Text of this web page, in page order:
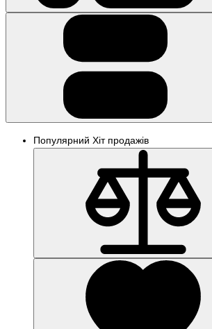
Популярний Хіт продажів